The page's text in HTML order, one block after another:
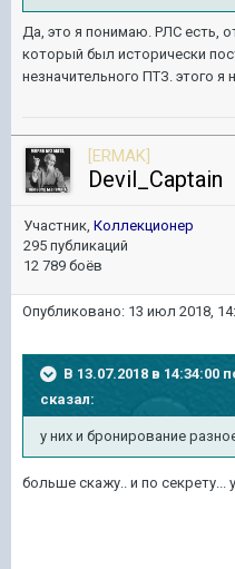
Да, это я понимаю. РЛС есть,
который был исторически
незначительного ПТЗ. этого я
[ERMAK]
Devil_Captain
Участник, Коллекционер
295 публикаций
12 789 боёв
Опубликовано: 13 июл 2018,
В 13.07.2018 в 14:34:00
сказал:
у них и бронирование
больше скажу.. и по секрету...